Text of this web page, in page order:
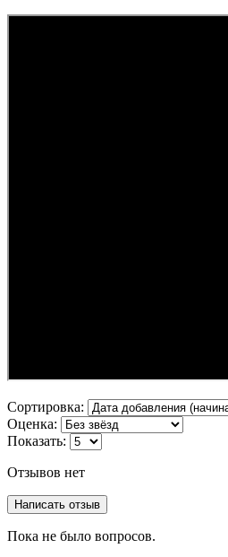
Сортировка:
Оценка:
Показать:
Отзывов нет
Написать отзыв
Пока не было вопросов.